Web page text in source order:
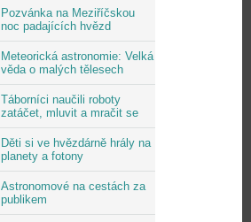
Pozvánka na Meziříčskou
noc padajících hvězd
Meteorická astronomie: Velká
věda o malých tělesech
Táborníci naučili roboty
zatáčet, mluvit a mračit se
Děti si ve hvězdárně hrály na
planety a fotony
Astronomové na cestách za
publikem